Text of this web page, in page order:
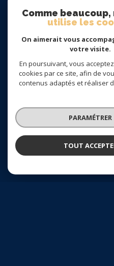
Nos partenaires
Mentions légales
Admin
Nos honoraires
Comme
utilise les
On aimerait vous
votre visite.
En poursuivant, vous
cookies par ce site, afin de
contenus adaptés et réaliser
PARAMÉTRER
TOUT